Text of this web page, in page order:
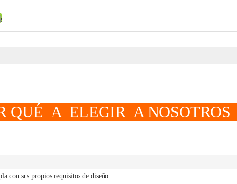
A NOSOTROS
con sus propios requisitos de diseño